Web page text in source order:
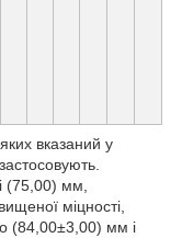
вказаний у
(75,00) мм,
міцності,
(84,00±3,00) мм і